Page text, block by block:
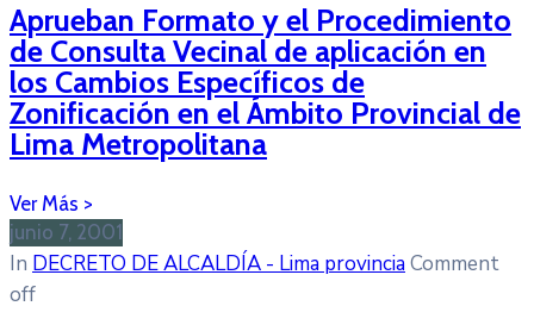
Aprueban Formato y el Procedimiento
de Consulta Vecinal de aplicación en
los Cambios Específicos de
Zonificación en el Ámbito Provincial de
Lima Metropolitana
junio 7, 2001
In DECRETO DE ALCALDÍA - Lima provinciaComment
off